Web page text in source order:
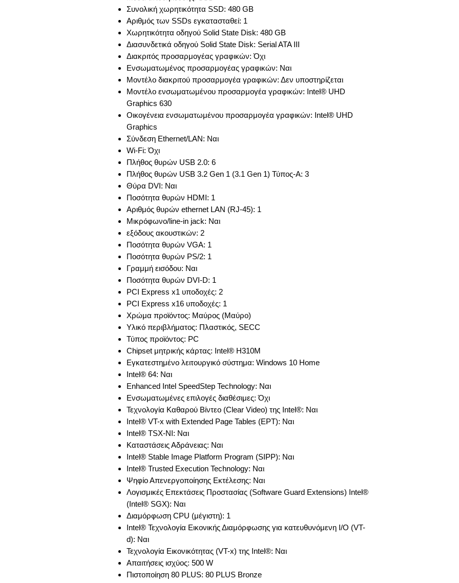
Συνολική χωρητικότητα SSD: 480 GB
Αριθμός των SSDs εγκατασταθεί: 1
Χωρητικότητα οδηγού Solid State Disk: 480 GB
Διασυνδετικά οδηγού Solid State Disk: Serial ATA III
Διακριτός προσαρμογέας γραφικών: Όχι
Ενσωματωμένος προσαρμογέας γραφικών: Ναι
Μοντέλο διακριτού προσαρμογέα γραφικών: Δεν υποστηρίζεται
Μοντέλο ενσωματωμένου προσαρμογέα γραφικών: Intel® UHD
Graphics 630
Οικογένεια ενσωματωμένου προσαρμογέα γραφικών: Intel® UHD
Graphics
Σύνδεση Ethernet/LAN: Ναι
Wi-Fi: Όχι
Πλήθος θυρών USB 2.0: 6
Πλήθος θυρών USB 3.2 Gen 1 (3.1 Gen 1) Τύπος-Α: 3
Θύρα DVI: Ναι
Ποσότητα θυρών HDMI: 1
Αριθμός θυρών ethernet LAN (RJ-45): 1
Μικρόφωνο/line-in jack: Ναι
εξόδους ακουστικών: 2
Ποσότητα θυρών VGA: 1
Ποσότητα θυρών PS/2: 1
Γραμμή εισόδου: Ναι
Ποσότητα θυρών DVI-D: 1
PCI Express x1 υποδοχές: 2
PCI Express x16 υποδοχές: 1
Χρώμα προϊόντος: Μαύρος (Μαύρο)
Υλικό περιβλήματος: Πλαστικός, SECC
Τύπος προϊόντος: PC
Chipset μητρικής κάρτας: Intel® H310M
Εγκατεστημένο λειτουργικό σύστημα: Windows 10 Home
Intel® 64: Ναι
Enhanced Intel SpeedStep Technology: Ναι
Ενσωματωμένες επιλογές διαθέσιμες: Όχι
Τεχνολογία Καθαρού Βίντεο (Clear Video) της Intel®: Ναι
Intel® VT-x with Extended Page Tables (EPT): Ναι
Intel® TSX-NI: Ναι
Καταστάσεις Αδράνειας: Ναι
Intel® Stable Image Platform Program (SIPP): Ναι
Intel® Trusted Execution Technology: Ναι
Ψηφίο Απενεργοποίησης Εκτέλεσης: Ναι
Λογισμικές Επεκτάσεις Προστασίας (Software Guard Extensions) Intel®
(Intel® SGX): Ναι
Διαμόρφωση CPU (μέγιστη): 1
Intel® Τεχνολογία Εικονικής Διαμόρφωσης για κατευθυνόμενη I/O (VT-
d): Ναι
Τεχνολογία Εικονικότητας (VT-x) της Intel®: Ναι
Απαιτήσεις ισχύος: 500 W
Πιστοποίηση 80 PLUS: 80 PLUS Bronze